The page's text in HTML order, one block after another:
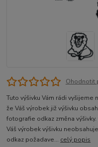
Ohodnotit
Tuto výšivku Vám rádi vyšijeme
že Váš výrobek již výšivku
fotografie odkaz změna
Váš výrobek výšivku
odkaz požadave... celý popis